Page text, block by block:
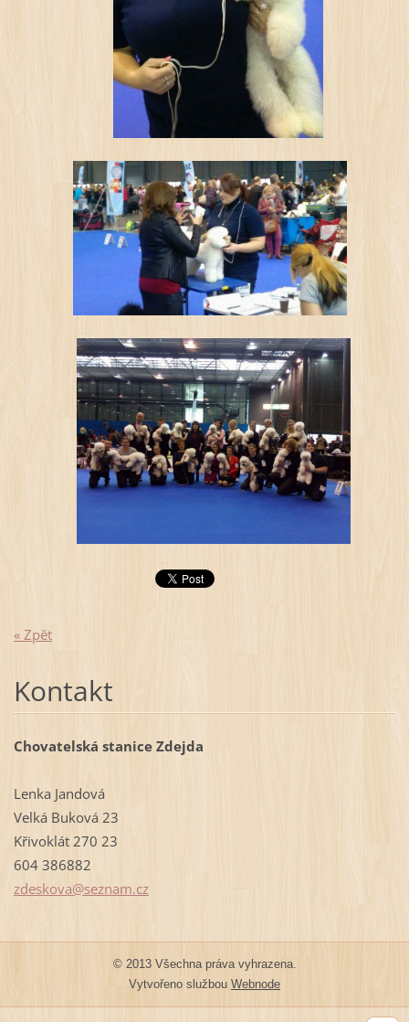
« Zpět
Kontakt
Chovatelská stanice Zdejda
Lenka Jandová
Velká Buková 23
Křivoklát 270 23
604 386882
zdeskova@seznam.cz
© 2013 Všechna práva vyhrazena.
Vytvořeno službou Webnode